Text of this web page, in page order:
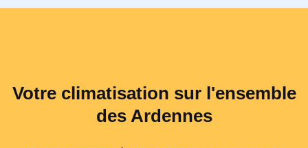
Votre climatisation sur l'ensemble
des Ardennes